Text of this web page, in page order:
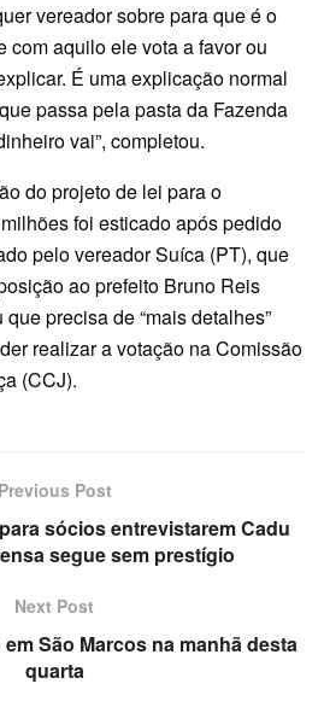
vereador sobre para que é o
com aquilo ele vota a favor ou
É uma explicação normal
passa pela pasta da Fazenda
vai”, completou.
do projeto de lei para o
foi esticado após pedido
pelo vereador Suíca (PT), que
ao prefeito Bruno Reis
precisa de “mais detalhes”
realizar a votação na Comissão
(CCJ).
Previous Post
sócios entrevistarem Cadu
segue sem prestígio
Next Post
São Marcos na manhã desta
quarta